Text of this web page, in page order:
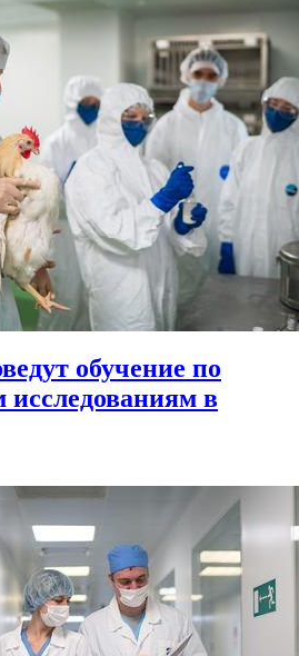
обучение по
исследованиям в